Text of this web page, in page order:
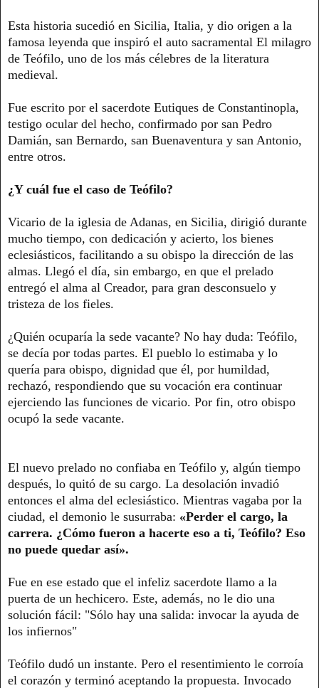
Esta historia sucedió en Sicilia, Italia, y dio origen a la
famosa leyenda que inspiró el auto sacramental El milagro
de Teófilo, uno de los más célebres de la literatura
medieval.
Fue escrito por el sacerdote Eutiques de Constantinopla,
testigo ocular del hecho, confirmado por san Pedro
Damián, san Bernardo, san Buenaventura y san Antonio,
entre otros.
¿Y cuál fue el caso de Teófilo?
Vicario de la iglesia de Adanas, en Sicilia, dirigió durante
mucho tiempo, con dedicación y acierto, los bienes
eclesiásticos, facilitando a su obispo la dirección de las
almas. Llegó el día, sin embargo, en que el prelado
entregó el alma al Creador, para gran desconsuelo y
tristeza de los fieles.
¿Quién ocuparía la sede vacante? No hay duda: Teófilo,
se decía por todas partes. El pueblo lo estimaba y lo
quería para obispo, dignidad que él, por humildad,
rechazó, respondiendo que su vocación era continuar
ejerciendo las funciones de vicario. Por fin, otro obispo
ocupó la sede vacante.
El nuevo prelado no confiaba en Teófilo y, algún tiempo
después, lo quitó de su cargo. La desolación invadió
entonces el alma del eclesiástico. Mientras vagaba por la
ciudad, el demonio le susurraba: «Perder el cargo, la
carrera. ¿Cómo fueron a hacerte eso a ti, Teófilo? Eso
no puede quedar así».
Fue en ese estado que el infeliz sacerdote llamo a la
puerta de un hechicero. Este, además, no le dio una
solución fácil: "Sólo hay una salida: invocar la ayuda de
los infiernos"
Teófilo dudó un instante. Pero el resentimiento le corroía
el corazón y terminó aceptando la propuesta. Invocado